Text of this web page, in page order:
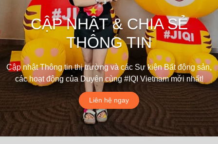
CẬP NHẬT & CHIA SẺ
THÔNG TIN
Cập nhật Thông tin thị trường và các Sự kiện Bất động sản,
các hoạt động của Duyên cùng #IQI Vietnam mới nhất!
Liên hệ ngay